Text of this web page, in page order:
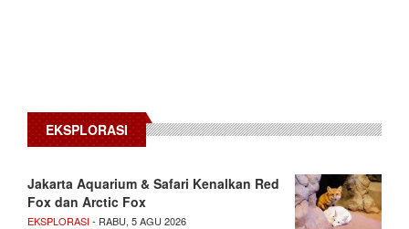
EKSPLORASI
Jakarta Aquarium & Safari Kenalkan Red
Fox dan Arctic Fox
EKSPLORASI- RABU, 5 AGU 2026